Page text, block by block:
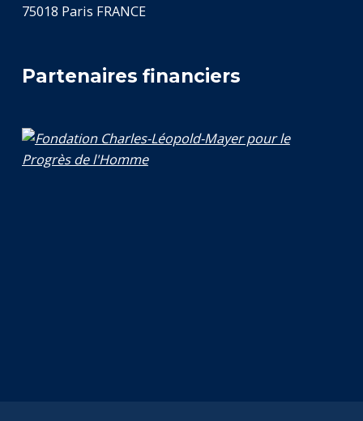
75018 Paris FRANCE
Partenaires financiers